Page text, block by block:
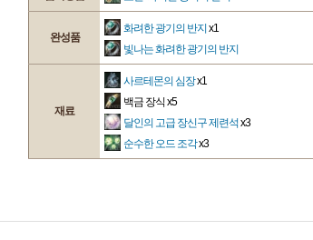
완성품
화려한 광기의 반지 x1
빛나는 화려한 광기의 반지
재료
사르테몬의 심장x1
백금 장식x5
달인의 고급 장신구 제련석 x3
순수한 오드 조각x3